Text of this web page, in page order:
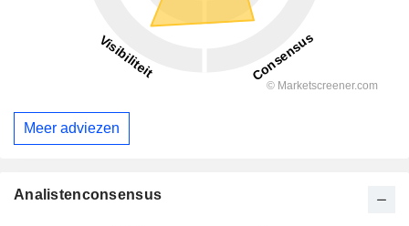
Meer adviezen
Analistenconsensus